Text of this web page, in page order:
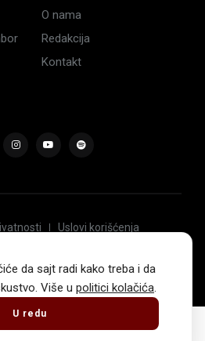
da sajt radi kako treba i da
Više u politici kolačića.
U redu
O nama
Redakcija
Kontakt
Uslovi korišćenja